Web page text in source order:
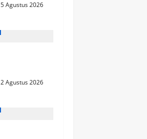
5 Agustus 2026
2 Agustus 2026